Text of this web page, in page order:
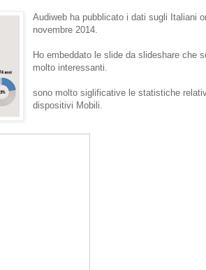
Audiweb ha pubblicato i dati sugli Italiani
novembre 2014.
Ho embeddato le slide da slideshare che
molto interessanti.
sono molto siglificative le statistiche
dispositivi Mobili.